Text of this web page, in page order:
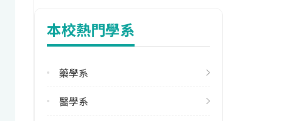
校際選課人數
113學年度上學期
7
本校熱門學系
藥學系
醫學系